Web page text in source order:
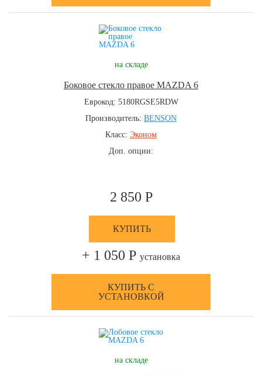
на складе
Боковое стекло правое MAZDA 6
Еврокод: 5180RGSE5RDW
Производитель: BENSON
Класс: Эконом
Доп. опции:
2 850 Р
КУПИТЬ
+ 1 050 Р установка
КУПИТЬ С
УСТАНОВКОЙ
на складе